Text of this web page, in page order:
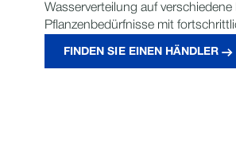
Wasserverteilung auf
Pflanzenbedürfnisse mit
FINDEN SIE EINEN HÄNDLER